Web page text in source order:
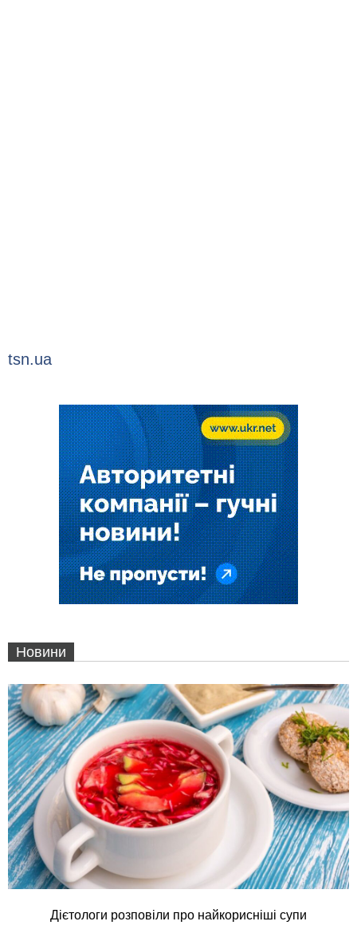
tsn.ua
Новини
Дієтологи розповіли про найкорисніші супи